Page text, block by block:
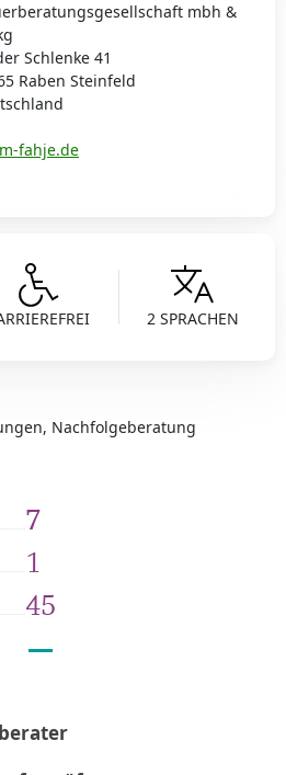
2 SPRACHEN
Nachfolgeberatung
7
1
45
mbh &
Schlenke 41
Raben Steinfeld
fahje.de